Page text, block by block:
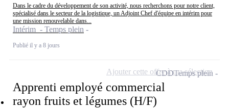
Dans le cadre du développement de son activité, nous recherchons pour notre client,
spécialisé dans le secteur de la logistique, un Adjoint Chef d'équipe en intérim pour
une mission renouvelable dans...
Intérim - Temps plein
Publié il y a 8 jours
Apprenti employé commercial
rayon fruits et légumes (H/F)
CDDTemps plein
Ajouter cette offre à ma sélection